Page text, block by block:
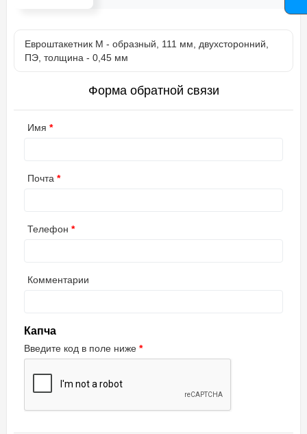
Евроштакетник М - образный, 111 мм, двухсторонний,
ПЭ, толщина - 0,45 мм
Форма обратной связи
Имя
Почта
Телефон
Комментарии
Капча
Введите код в поле ниже